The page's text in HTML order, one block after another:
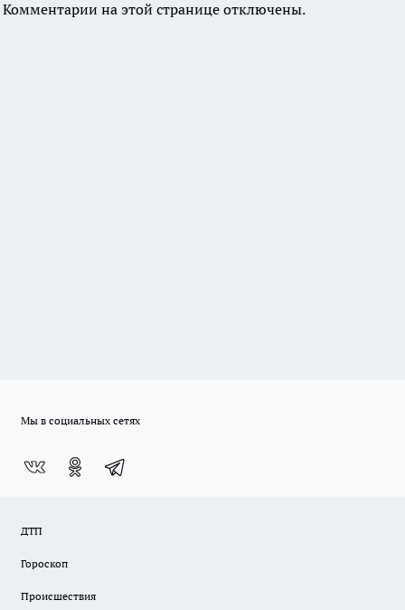
Комментарии на этой странице отключены.
Мы в социальных сетях
ДТП
Гороскоп
Происшествия